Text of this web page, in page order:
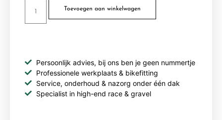
Toevoegen aan winkelwagen
Persoonlijk advies, bij ons ben je geen nummertje
Professionele werkplaats & bikefitting
Service, onderhoud & nazorg onder één dak
Specialist in high-end race & gravel